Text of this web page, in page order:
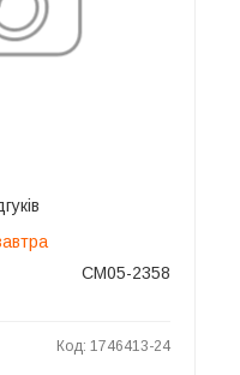
CM05-2358
Код: 1746413-24